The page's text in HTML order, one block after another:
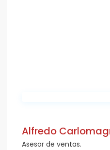
Alfredo
Asesor de ventas.